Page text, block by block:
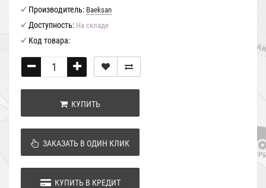
Производитель: Baeksan
Доступность: На складе
Код товара:
КУПИТЬ
ЗАКАЗАТЬ В ОДИН КЛИК
КУПИТЬ В КРЕДИТ